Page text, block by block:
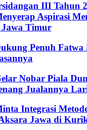
III Tahun
Aspirasi
Jawa Timur
Penuh Fatwa
Nobar Piala
Jualannya
Integrasi
Jawa di